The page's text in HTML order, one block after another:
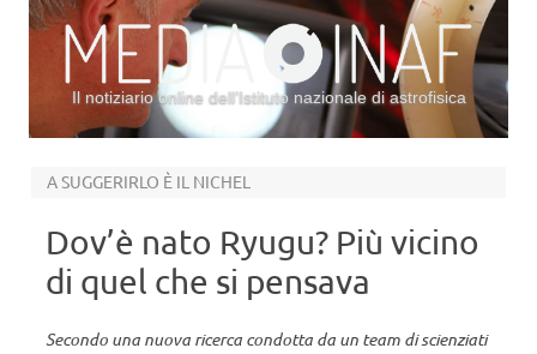
Il notiziario online dell’Istituto nazionale di astrofisica
A SUGGERIRLO È IL NICHEL
Dov’è nato Ryugu? Più vicino
di quel che si pensava
Secondo una nuova ricerca condotta da un team di scienziati